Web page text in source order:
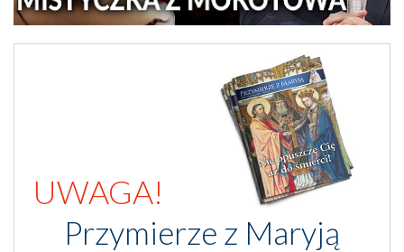
UWAGA!
Przymierze z Maryją